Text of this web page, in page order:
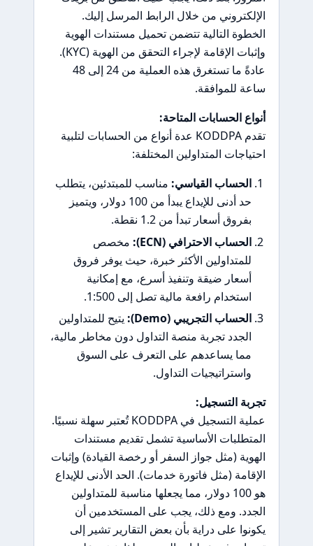
الإلكتروني من خلال الرابط المرسل إليك.
الخطوة التالية تتضمن تحميل مستندات الهوية
وإثبات الإقامة لإجراء التحقق من الهوية (KYC).
عادةً ما تستغرق هذه العملية من 24 إلى 48
ساعة للموافقة.
أنواع الحسابات المتاحة:
تقدم KODDPA عدة أنواع من الحسابات لتلبية
احتياجات المتداولين المختلفة:
الحساب القياسي: مناسب للمبتدئين، يتطلب
حد أدنى للإيداع يبدأ من 100 دولار، ويتميز
بفروق أسعار تبدأ من 1.2 نقطة.
الحساب الاحترافي (ECN):
مخصص
للمتداولين الأكثر خبرة، حيث يوفر فروق
أسعار ضيقة وتنفيذ أسرع، مع إمكانية
استخدام رافعة مالية تصل إلى 1:500.
الحساب التجريبي (Demo):
يتيح للمتداولين
الجدد تجربة منصة التداول دون مخاطر مالية،
مما يساعدهم على التعرف على السوق
واستراتيجيات التداول.
تجربة التسجيل:
عملية التسجيل في KODDPA تُعتبر سهلة نسبيًا.
المتطلبات الأساسية تشمل تقديم مستندات
الهوية (مثل جواز السفر أو رخصة القيادة) وإثبات
الإقامة (مثل فاتورة خدمات). الحد الأدنى للإيداع
هو 100 دولار، مما يجعلها مناسبة للمتداولين
الجدد. ومع ذلك، يجب على المستخدمين أن
يكونوا على دراية بأن بعض التقارير تشير إلى